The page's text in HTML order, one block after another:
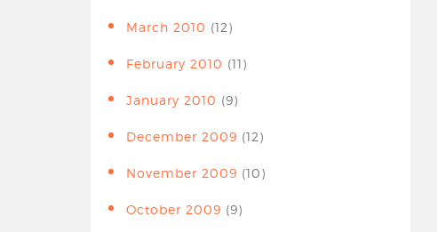
March 2010 (12)
February 2010 (11)
January 2010 (9)
December 2009 (12)
November 2009 (10)
October 2009 (9)